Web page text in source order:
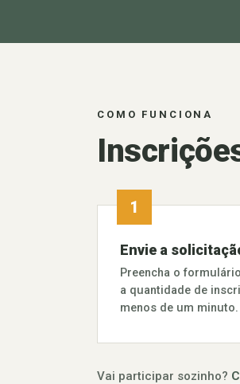
COMO FUNCIONA
Envie a
Preencha o
a quantidade de
menos de um minuto.
Vai participar sozinho?